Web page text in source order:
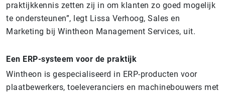
praktijkkennis zetten zij in om klanten zo goed mogelijk
te ondersteunen”, legt Lissa Verhoog, Sales en
Marketing bij Wintheon Management Services, uit.
Een ERP-systeem voor de praktijk
Wintheon is gespecialiseerd in ERP-producten voor
plaatbewerkers, toeleveranciers en machinebouwers met